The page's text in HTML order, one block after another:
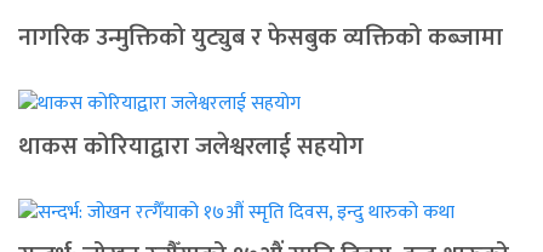
नागरिक उन्मुक्तिको युट्युब र फेसबुक व्यक्तिको कब्जामा
थाकस कोरियाद्वारा जलेश्वरलाई सहयोग